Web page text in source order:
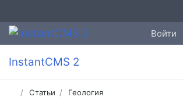
Войти
InstantCMS 2
Статьи Геология